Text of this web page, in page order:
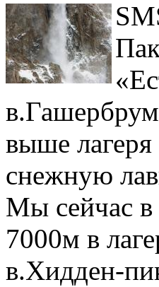
выше
снежную
Мы сейчас в
7000м в
в.Хидден-